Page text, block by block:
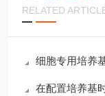
RELATED
细胞专用培养
在配置培养基